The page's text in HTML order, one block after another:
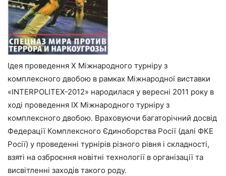
Ідея проведення X Міжнародного турніру з
комплексного двобою в рамках Міжнародної виставки
«INTERPOLITEX-2012» народилася у вересні 2011 року в
ході проведення IX Міжнародного турніру з
комплексного двобою. Враховуючи багаторічний досвід
Федерації Комплексного Єдиноборства Росії (далі ФКЕ
Росії) у проведенні турнірів різного рівня і складності,
взяті на озброєння новітні технології в організації та
висвітленні заходів такого роду.